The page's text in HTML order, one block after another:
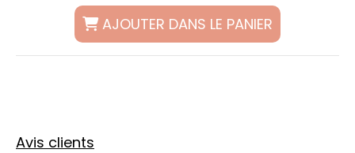
AJOUTER DANS LE PANIER
Avis clients